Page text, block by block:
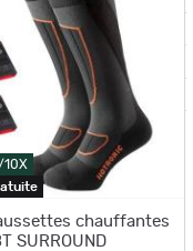
chauffantes
SURROUND